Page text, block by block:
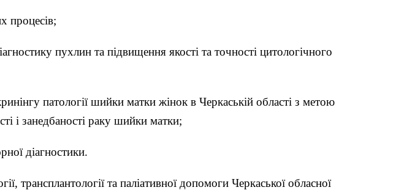
процесів;
пухлин та підвищення якості та точності цитологічного
патології шийки матки жінок в Черкаській області з метою
і занедбаності раку шийки матки;
діагностики.
трансплантології та паліативної допомоги Черкаської обласної